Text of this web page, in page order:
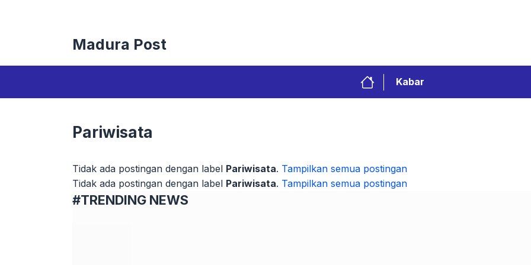
Madura Post
Kabar
Pariwisata
Tidak ada postingan dengan label Pariwisata. Tampilkan semua postingan
Tidak ada postingan dengan label Pariwisata. Tampilkan semua postingan
#TRENDING NEWS